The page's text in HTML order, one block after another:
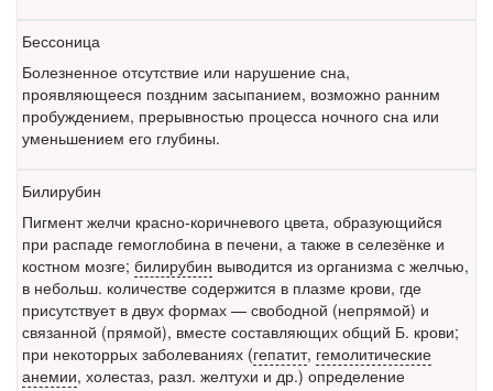
Бессоница
Болезненное отсутствие или нарушение сна,
проявляющееся поздним засыпанием, возможно ранним
пробуждением, прерывностью процесса ночного сна или
уменьшением его глубины.
Билирубин
Пигмент желчи красно-коричневого цвета, образующийся
при распаде гемоглобина в печени, а также в селезёнке и
костном мозге; билирубин выводится из организма с желчью,
в небольш. количестве содержится в плазме крови, где
присутствует в двух формах — свободной (непрямой) и
связанной (прямой), вместе составляющих общий Б. крови;
при некоторрых заболеваниях (гепатит, гемолитические
анемии, холестаз, разл. желтухи и др.) определение